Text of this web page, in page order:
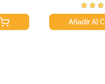
Añadir Al